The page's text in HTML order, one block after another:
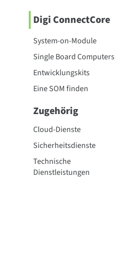
Digi ConnectCore
System-on-Module
Single Board Computers
Entwicklungskits
Eine SOM finden
Zugehörig
Cloud-Dienste
Sicherheitsdienste
Technische
Dienstleistungen